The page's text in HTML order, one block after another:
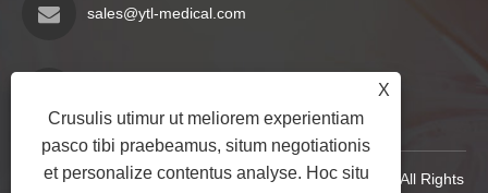
sales@ytl-medical.com
Jiangzhai Industry Zonam, Nantang oppidum,
Yueqing urbem, Zhejiang provinciae, Sina
Copyright © 2024 Yueqing Yuantianli Medical Co., Ltd. All Rights
X
Crusulis utimur ut meliorem experientiam
pasco tibi praebeamus, situm negotiationis
et personalize contentus analyse. Hoc situ